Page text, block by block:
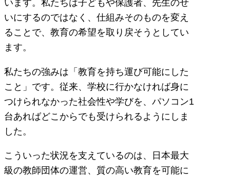
います。私たちは子どもや保護者、先生のせ
いにするのではなく、仕組みそのものを変え
ることで、教育の希望を取り戻そうとしてい
ます。
私たちの強みは「教育を持ち運び可能にした
こと」です。従来、学校に行かなければ身に
つけられなかった社会性や学びを、パソコン1
台あればどこからでも受けられるようにしま
した。
こういった状況を支えているのは、日本最大
級の教師団体の運営、質の高い教育を可能に